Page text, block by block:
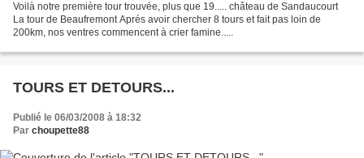
Voilà notre première tour trouvée, plus que 19..... château de Sandaucourt
La tour de Beaufremont Aprés avoir chercher 8 tours et fait pas loin de
200km, nos ventres commencent à crier famine.....
TOURS ET DETOURS...
Publié le 06/03/2008 à 18:32
Par choupette88